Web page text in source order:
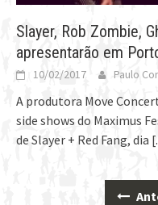
Slayer, Rob Zombie,
apresentarão em
10/02/2017 Paulo
A produtora Move
side shows do Maximus
de Slayer + Red Fang, dia